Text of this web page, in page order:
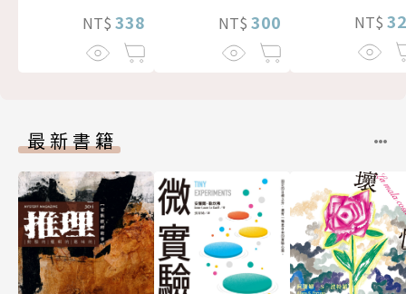
NT$ 338 NT$ 300 NT$
最新書籍